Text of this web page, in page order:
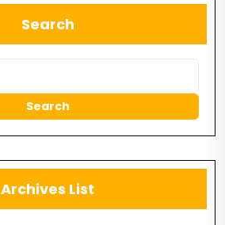
Search
Archives List